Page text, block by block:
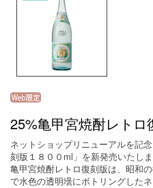
25%亀甲宮焼酎レトロ
ネットショップリニューアルを記
刻版１８００ml」を新発売いたしま
亀甲宮焼酎レトロ復刻版は、昭和
で水色の透明壜にボトリングした